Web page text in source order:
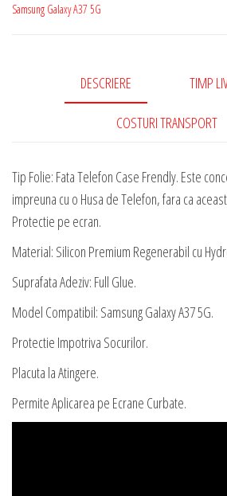
Samsung Galaxy A37 5G
DESCRIERE TIMP
COSTURI TRANSPORT
Tip Folie: Fata Telefon Case Frendly. Este
impreuna cu o Husa de Telefon, fara ca
Protectie pe ecran.
Material: Silicon Premium Regenerabil cu
Suprafata Adeziv: Full Glue.
Model Compatibil: Samsung Galaxy A37 5G.
Protectie Impotriva Socurilor.
Placuta la Atingere.
Permite Aplicarea pe Ecrane Curbate.